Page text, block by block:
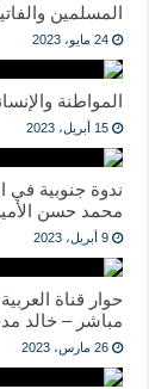
المسلمين
24 مايو، 2023
المواطنة
15 أبريل، 2023
ندوة جنوبية في
محمد حسن
9 أبريل، 2023
حوار قناة
مباشر – خالد
26 مارس، 2023